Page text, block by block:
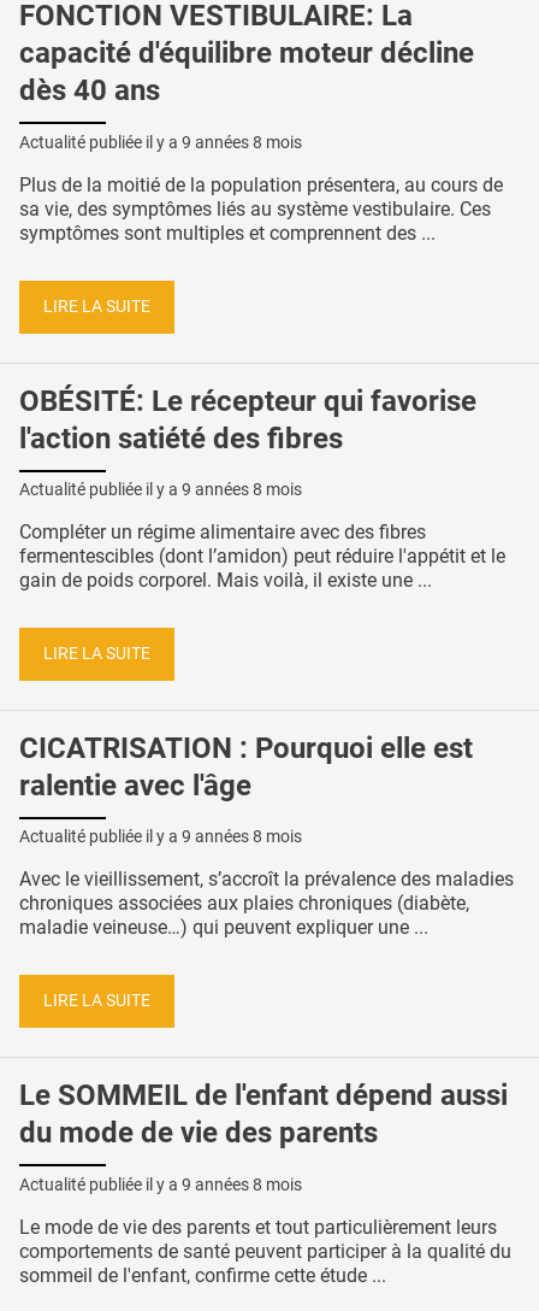
FONCTION VESTIBULAIRE: La
capacité d'équilibre moteur décline
dès 40 ans
Actualité publiée il y a 9 années 8 mois
Plus de la moitié de la population présentera, au cours de
sa vie, des symptômes liés au système vestibulaire. Ces
symptômes sont multiples et comprennent des ...
LIRE LA SUITE
OBÉSITÉ: Le récepteur qui favorise
l'action satiété des fibres
Actualité publiée il y a 9 années 8 mois
Compléter un régime alimentaire avec des fibres
fermentescibles (dont l’amidon) peut réduire l'appétit et le
gain de poids corporel. Mais voilà, il existe une ...
LIRE LA SUITE
CICATRISATION : Pourquoi elle est
ralentie avec l'âge
Actualité publiée il y a 9 années 8 mois
Avec le vieillissement, s’accroît la prévalence des maladies
chroniques associées aux plaies chroniques (diabète,
maladie veineuse…) qui peuvent expliquer une ...
LIRE LA SUITE
Le SOMMEIL de l'enfant dépend aussi
du mode de vie des parents
Actualité publiée il y a 9 années 8 mois
Le mode de vie des parents et tout particulièrement leurs
comportements de santé peuvent participer à la qualité du
sommeil de l'enfant, confirme cette étude ...